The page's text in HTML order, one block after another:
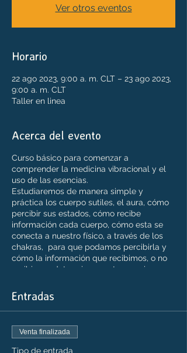
Ver otros eventos
Horario
22 ago 2023, 9:00 a. m. CLT – 23 ago 2023,
9:00 a. m. CLT
Taller en linea
Acerca del evento
Curso básico para comenzar a
comprender la medicina vibracional y el
uso de las esencias.
Estudiaremos de manera simple y
práctica los cuerpo sutiles, el aura, cómo
percibir sus estados, cómo recibe
información cada cuerpo, cómo esta se
conecta a nuestro físico, a través de los
chakras, para que podamos percibirla y
cómo la información que recibimos, o no
recibimos, determina nuestras acciones.
del ser, nos va a permitir reconocer cómo
se realiza el trabajo de las terapias
energéticas.
Dirigido especialmente a terapeutas, para
una mejor comprensión del trabajo de las
Entradas
Venta finalizada
Tipo de entrada